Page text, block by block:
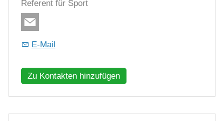
Referent für Sport
E-Mail
Zu Kontakten hinzufügen